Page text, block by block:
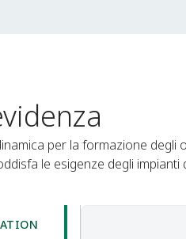
per la formazione
le esigenze degli